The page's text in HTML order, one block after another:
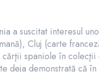
a suscitat interesul
Cluj (carte
spaniole în
deja demonstrată că